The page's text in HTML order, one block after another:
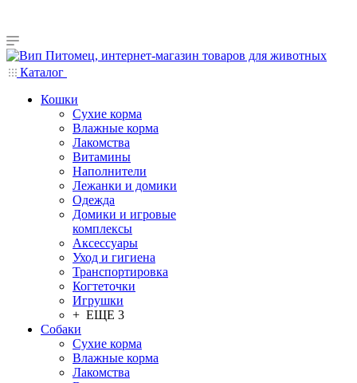
Каталог
Кошки
Сухие корма
Влажные корма
Лакомства
Витамины
Наполнители
Лежанки и домики
Одежда
Домики и игровые
комплексы
Аксессуары
Уход и гигиена
Транспортировка
Когтеточки
Игрушки
+ ЕЩЕ 3
Собаки
Сухие корма
Влажные корма
Лакомства